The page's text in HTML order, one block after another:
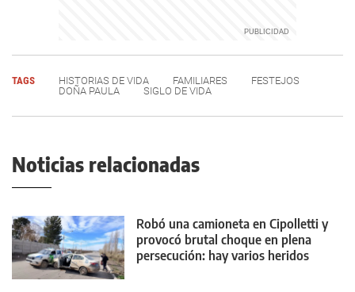
TAGS HISTORIAS DE VIDA FAMILIARES
FESTEJOS
DOÑA PAULA
SIGLO DE VIDA
Noticias relacionadas
Robó una camioneta en Cipolletti y
provocó brutal choque en plena
persecución: hay varios heridos